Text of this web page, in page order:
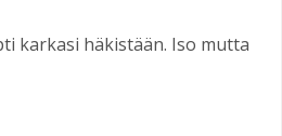
karkasi häkistään. Iso mutta